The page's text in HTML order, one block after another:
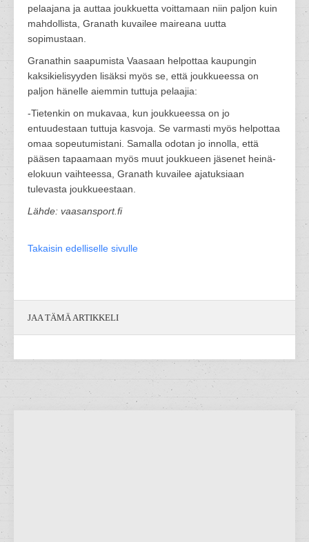
pelaajana ja auttaa joukkuetta voittamaan niin paljon kuin
mahdollista, Granath kuvailee maireana uutta
sopimustaan.
Granathin saapumista Vaasaan helpottaa kaupungin
kaksikielisyyden lisäksi myös se, että joukkueessa on
paljon hänelle aiemmin tuttuja pelaajia:
-Tietenkin on mukavaa, kun joukkueessa on jo
entuudestaan tuttuja kasvoja. Se varmasti myös helpottaa
omaa sopeutumistani. Samalla odotan jo innolla, että
pääsen tapaamaan myös muut joukkueen jäsenet heinä-
elokuun vaihteessa, Granath kuvailee ajatuksiaan
tulevasta joukkueestaan.
Lähde: vaasansport.fi
Takaisin edelliselle sivulle
JAA TÄMÄ ARTIKKELI